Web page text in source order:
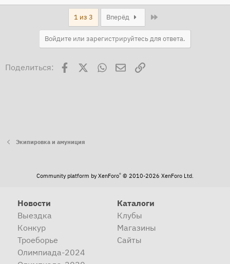
1 из 3 Вперёд
Войдите или зарегистрируйтесь для ответа.
Поделиться: Facebook WhatsAppЭлектронная почта
Ссылка
Экипировка и амуниция
Community platform by XenForo® © 2010-2026 XenForo Ltd.
Новости
Выездка
Конкур
Троеборье
Олимпиада-2024
Каталоги
Клубы
Магазины
Сайты